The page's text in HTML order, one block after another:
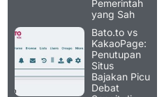
Pemerintah
yang Sah
Bato.to vs
KakaoPage:
Penutupan
Situs
Bajakan Picu
Debat